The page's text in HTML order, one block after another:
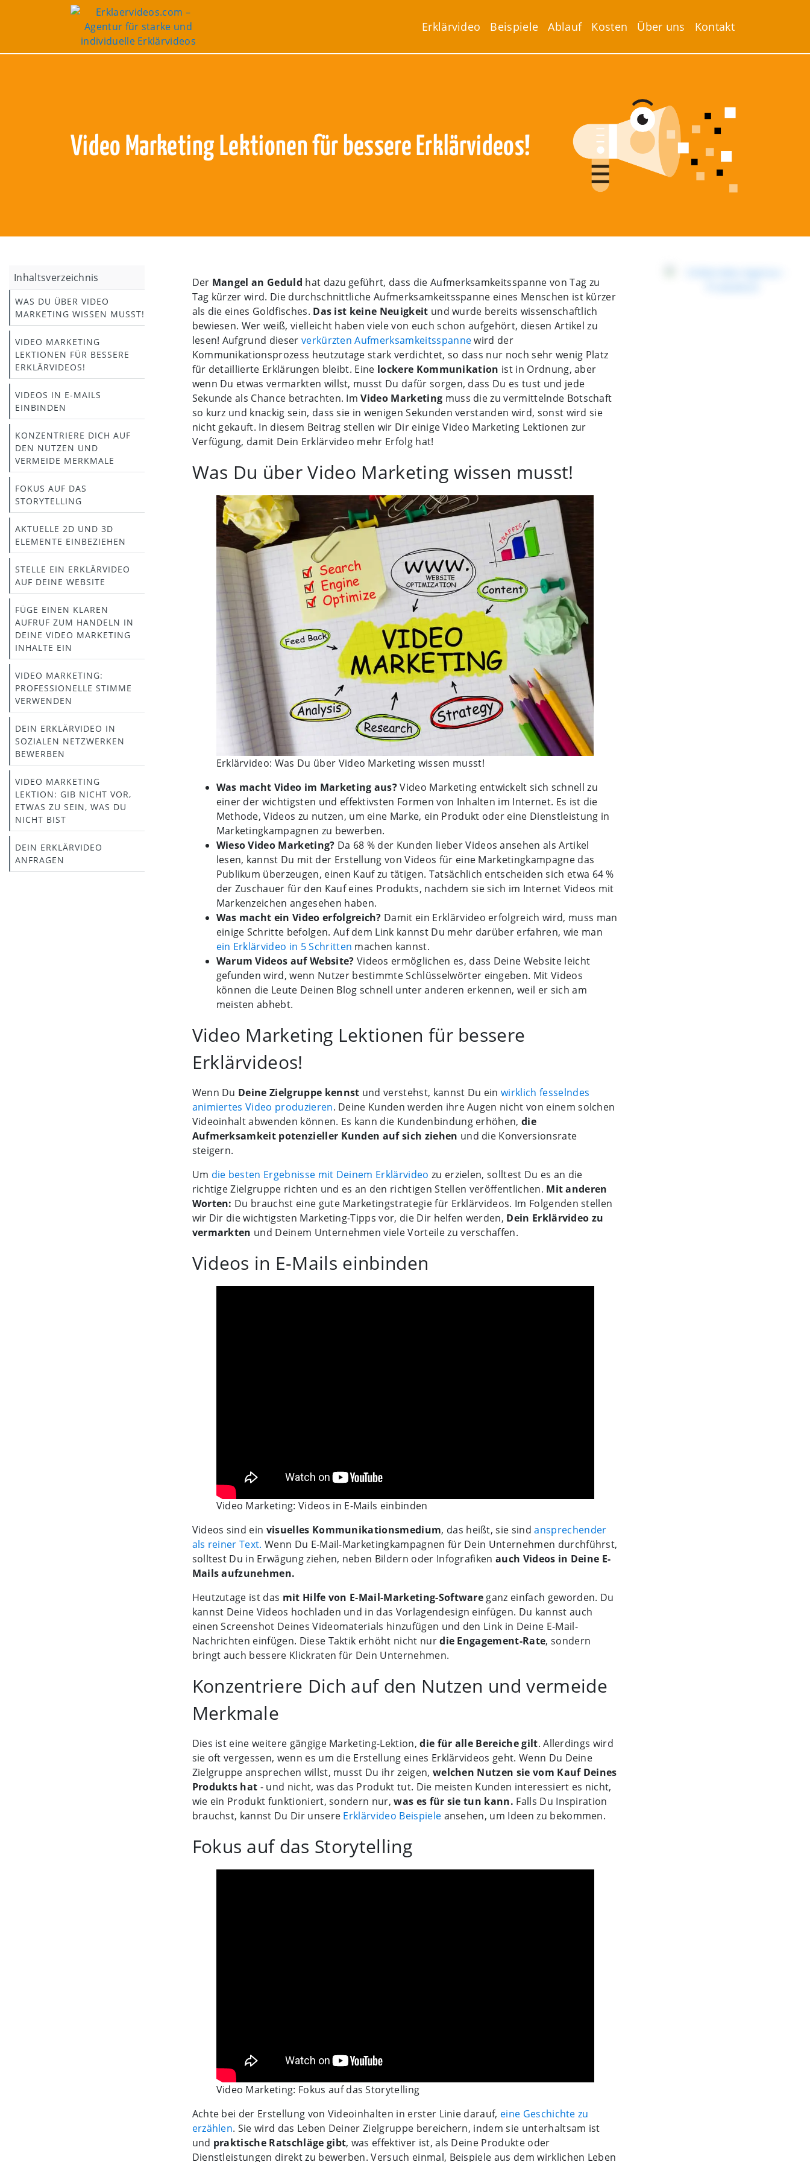
Erklärvideo Beispiele Ablauf Kosten Über uns Kontakt
Blog / Marketing
Video Marketing Lektionen für bessere Erklärvideos!
Inhaltsverzeichnis
WAS DU ÜBER VIDEO
MARKETING WISSEN MUSST!
VIDEO MARKETING
LEKTIONEN FÜR BESSERE
ERKLÄRVIDEOS!
VIDEOS IN E-MAILS
EINBINDEN
KONZENTRIERE DICH AUF
DEN NUTZEN UND
VERMEIDE MERKMALE
FOKUS AUF DAS
STORYTELLING
AKTUELLE 2D UND 3D
ELEMENTE EINBEZIEHEN
STELLE EIN ERKLÄRVIDEO
AUF DEINE WEBSITE
FÜGE EINEN KLAREN
AUFRUF ZUM HANDELN IN
DEINE VIDEO MARKETING
INHALTE EIN
VIDEO MARKETING:
PROFESSIONELLE STIMME
VERWENDEN
DEIN ERKLÄRVIDEO IN
SOZIALEN NETZWERKEN
BEWERBEN
VIDEO MARKETING
LEKTION: GIB NICHT VOR,
ETWAS ZU SEIN, WAS DU
NICHT BIST
DEIN ERKLÄRVIDEO
ANFRAGEN
Der Mangel an Geduld hat dazu geführt, dass die Aufmerksamkeitsspanne von Tag zu
Tag kürzer wird. Die durchschnittliche Aufmerksamkeitsspanne eines Menschen ist kürzer
als die eines Goldfisches. Das ist keine Neuigkeit und wurde bereits wissenschaftlich
bewiesen. Wer weiß, vielleicht haben viele von euch schon aufgehört, diesen Artikel zu
lesen! Aufgrund dieser verkürzten Aufmerksamkeitsspannewird der
Kommunikationsprozess heutzutage stark verdichtet, so dass nur noch sehr wenig Platz
für detaillierte Erklärungen bleibt. Eine lockere Kommunikation ist in Ordnung, aber
wenn Du etwas vermarkten willst, musst Du dafür sorgen, dass Du es tust und jede
Sekunde als Chance betrachten. ImVideo Marketing muss die zu vermittelnde Botschaft
so kurz und knackig sein, dass sie in wenigen Sekunden verstanden wird, sonst wird sie
nicht gekauft. In diesem Beitrag stellen wir Dir einige Video Marketing Lektionen zur
Verfügung, damit Dein Erklärvideo mehr Erfolg hat!
Was Du über Video Marketing wissen musst!
Erklärvideo: Was Du über Video Marketing wissen musst!
Was macht Video im Marketing aus?Video Marketing entwickelt sich schnell zu
einer der wichtigsten und effektivsten Formen von Inhalten im Internet. Es ist die
Methode, Videos zu nutzen, um eine Marke, ein Produkt oder eine Dienstleistung in
Marketingkampagnen zu bewerben.
Wieso Video Marketing? Da 68 % der Kunden lieber Videos ansehen als Artikel
lesen, kannst Du mit der Erstellung von Videos für eine Marketingkampagne das
Publikum überzeugen, einen Kauf zu tätigen. Tatsächlich entscheiden sich etwa 64 %
der Zuschauer für den Kauf eines Produkts, nachdem sie sich im Internet Videos mit
Markenzeichen angesehen haben.
Was macht ein Video erfolgreich? Damit ein Erklärvideo erfolgreich wird, muss man
einige Schritte befolgen. Auf dem Link kannst Du mehr darüber erfahren, wie man
ein Erklärvideo in 5 Schritten machen kannst.
Warum Videos auf Website? Videos ermöglichen es, dass Deine Website leicht
gefunden wird, wenn Nutzer bestimmte Schlüsselwörter eingeben. Mit Videos
können die Leute Deinen Blog schnell unter anderen erkennen, weil er sich am
meisten abhebt.
Video Marketing Lektionen für bessere
Erklärvideos!
Wenn Du Deine Zielgruppe kennst und verstehst, kannst Du einwirklich fesselndes
animiertes Video produzieren. Deine Kunden werden ihre Augen nicht von einem solchen
Videoinhalt abwenden können. Es kann die Kundenbindung erhöhen,die
Aufmerksamkeit potenzieller Kunden auf sich ziehen und die Konversionsrate
steigern.
Um die besten Ergebnisse mit Deinem Erklärvideo zu erzielen, solltest Du es an die
richtige Zielgruppe richten und es an den richtigen Stellen veröffentlichen. Mit anderen
Worten: Du brauchst eine gute Marketingstrategie für Erklärvideos. Im Folgenden stellen
wir Dir die wichtigsten Marketing-Tipps vor, die Dir helfen werden, Dein Erklärvideo zu
vermarkten und Deinem Unternehmen viele Vorteile zu verschaffen.
Videos in E-Mails einbinden
Video Marketing: Videos in E-Mails einbinden
Videos sind ein visuelles Kommunikationsmedium, das heißt, sie sindansprechender
als reiner Text. Wenn Du E-Mail-Marketingkampagnen für Dein Unternehmen durchführst,
solltest Du in Erwägung ziehen, neben Bildern oder Infografikenauch Videos in Deine E-
Mails aufzunehmen.
Heutzutage ist das mit Hilfe von E-Mail-Marketing-Software ganz einfach geworden. Du
kannst Deine Videos hochladen und in das Vorlagendesign einfügen. Du kannst auch
einen Screenshot Deines Videomaterials hinzufügen und den Link in Deine E-Mail-
Nachrichten einfügen. Diese Taktik erhöht nicht nurdie Engagement-Rate, sondern
bringt auch bessere Klickraten für Dein Unternehmen.
Konzentriere Dich auf den Nutzen und vermeide
Merkmale
Dies ist eine weitere gängige Marketing-Lektion, die für alle Bereiche gilt. Allerdings wird
sie oft vergessen, wenn es um die Erstellung eines Erklärvideos geht. Wenn Du Deine
Zielgruppe ansprechen willst, musst Du ihr zeigen, welchen Nutzen sie vom Kauf Deines
Produkts hat - und nicht, was das Produkt tut. Die meisten Kunden interessiert es nicht,
wie ein Produkt funktioniert, sondern nur,was es für sie tun kann. Falls Du Inspiration
brauchst, kannst Du Dir unsere Erklärvideo Beispiele ansehen, um Ideen zu bekommen.
Fokus auf das Storytelling
Video Marketing: Fokus auf das Storytelling
Achte bei der Erstellung von Videoinhalten in erster Linie darauf, eine Geschichte zu
erzählen. Sie wird das Leben Deiner Zielgruppe bereichern, indem sie unterhaltsam ist
und praktische Ratschläge gibt, was effektiver ist, als Deine Produkte oder
Dienstleistungen direkt zu bewerben. Versuch einmal, Beispiele aus dem wirklichen Leben